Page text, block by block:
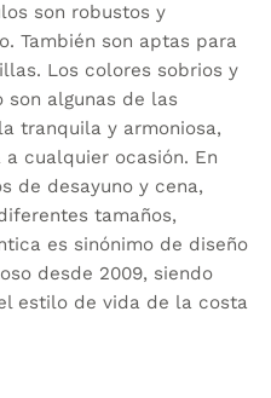
son robustos y
También son aptas para
Los colores sobrios y
son algunas de las
tranquila y armoniosa,
cualquier ocasión. En
de desayuno y cena,
tamaños,
es sinónimo de diseño
desde 2009, siendo
estilo de vida de la costa